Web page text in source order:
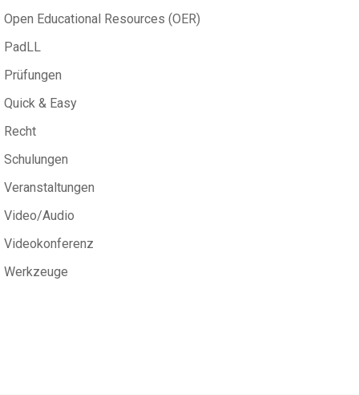
Open Educational Resources (OER)
PadLL
Prüfungen
Quick & Easy
Recht
Schulungen
Veranstaltungen
Video/Audio
Videokonferenz
Werkzeuge